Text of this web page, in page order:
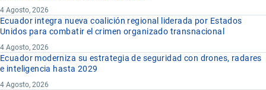
4 Agosto, 2026
Ecuador integra nueva coalición regional liderada por Estados
Unidos para combatir el crimen organizado transnacional
4 Agosto, 2026
Ecuador moderniza su estrategia de seguridad con drones, radares
e inteligencia hasta 2029
4 Agosto, 2026